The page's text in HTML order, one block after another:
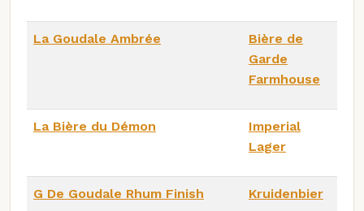
La Goudale Ambrée
Bière de
Garde
Farmhouse
La Bière du Démon
Imperial
Lager
G De Goudale Rhum Finish Kruidenbier